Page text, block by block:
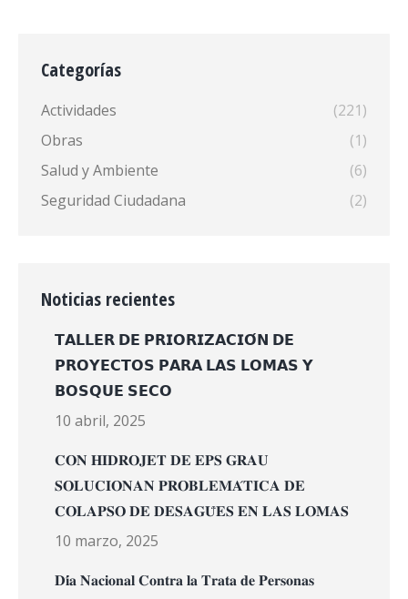
Categorías
Actividades
(221)
Obras
(1)
Salud y Ambiente
(6)
Seguridad Ciudadana
(2)
Noticias recientes
𝗧𝗔𝗟𝗟𝗘𝗥 𝗗𝗘 𝗣𝗥𝗜𝗢𝗥𝗜𝗭𝗔𝗖𝗜𝗢́𝗡 𝗗𝗘
𝗣𝗥𝗢𝗬𝗘𝗖𝗧𝗢𝗦 𝗣𝗔𝗥𝗔 𝗟𝗔𝗦 𝗟𝗢𝗠𝗔𝗦 𝗬
𝗕𝗢𝗦𝗤𝗨𝗘 𝗦𝗘𝗖𝗢
10 abril, 2025
𝐂𝐎𝐍 𝐇𝐈𝐃𝐑𝐎𝐉𝐄𝐓 𝐃𝐄 𝐄𝐏𝐒 𝐆𝐑𝐀𝐔
𝐒𝐎𝐋𝐔𝐂𝐈𝐎𝐍𝐀𝐍 𝐏𝐑𝐎𝐁𝐋𝐄𝐌𝐀́𝐓𝐈𝐂𝐀 𝐃𝐄
𝐂𝐎𝐋𝐀𝐏𝐒𝐎 𝐃𝐄 𝐃𝐄𝐒𝐀𝐆𝐔̈𝐄𝐒 𝐄𝐍 𝐋𝐀𝐒 𝐋𝐎𝐌𝐀𝐒
10 marzo, 2025
𝐃𝐢́𝐚 𝐍𝐚𝐜𝐢𝐨𝐧𝐚𝐥 𝐂𝐨𝐧𝐭𝐫𝐚 𝐥𝐚 𝐓𝐫𝐚𝐭𝐚 𝐝𝐞 𝐏𝐞𝐫𝐬𝐨𝐧𝐚𝐬